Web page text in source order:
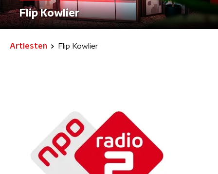
Flip Kowlier
Artiesten Flip Kowlier